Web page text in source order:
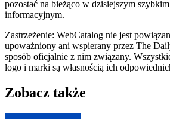
pozostać na bieżąco w dzisiejszym
informacyjnym.
Zastrzeżenie: WebCatalog nie jest
upoważniony ani wspierany przez The
sposób oficjalnie z nim związany.
logo i marki są własnością ich
Zobacz także